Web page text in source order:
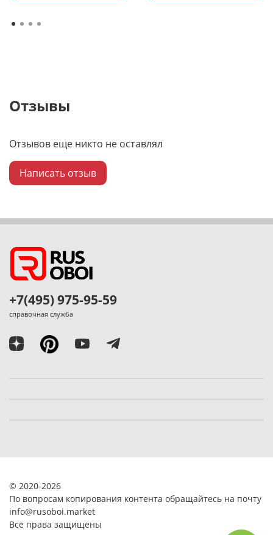
Отзывы
Отзывов еще никто не оставлял
Написать отзыв
+7(495) 975-95-59
справочная служба
© 2020-2026
По вопросам копирования контента обращайтесь на почту
info@rusoboi.market
Все права защищены